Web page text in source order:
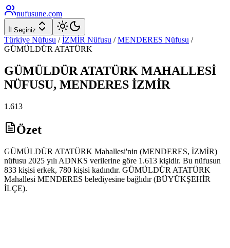
nufusune.com
İl Seçiniz
Türkiye Nüfusu / İZMİR Nüfusu / MENDERES Nüfusu /
GÜMÜLDÜR ATATÜRK
GÜMÜLDÜR ATATÜRK MAHALLESİ
NÜFUSU, MENDERES İZMİR
1.613
Özet
GÜMÜLDÜR ATATÜRK Mahallesi'nin (MENDERES, İZMİR)
nüfusu 2025 yılı ADNKS verilerine göre 1.613 kişidir. Bu nüfusun
833 kişisi erkek, 780 kişisi kadındır. GÜMÜLDÜR ATATÜRK
Mahallesi MENDERES belediyesine bağlıdır (BÜYÜKŞEHİR
İLÇE).